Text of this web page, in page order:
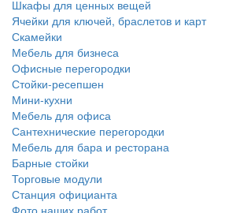
Шкафы для ценных вещей
Ячейки для ключей, браслетов и карт
Скамейки
Мебель для бизнеса
Офисные перегородки
Стойки-ресепшен
Мини-кухни
Мебель для офиса
Сантехнические перегородки
Мебель для бара и ресторана
Барные стойки
Торговые модули
Станция официанта
Фото наших работ